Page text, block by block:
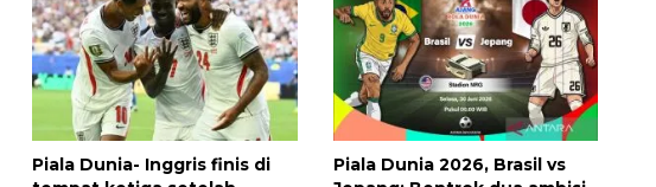
Piala Dunia- Inggris finis di
Piala Dunia 2026, Brasil vs